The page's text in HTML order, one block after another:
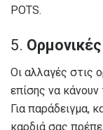
POTS.
5.
Οι αλλαγές στις
επίσης να
Για παράδειγμα,
καρδιά σας